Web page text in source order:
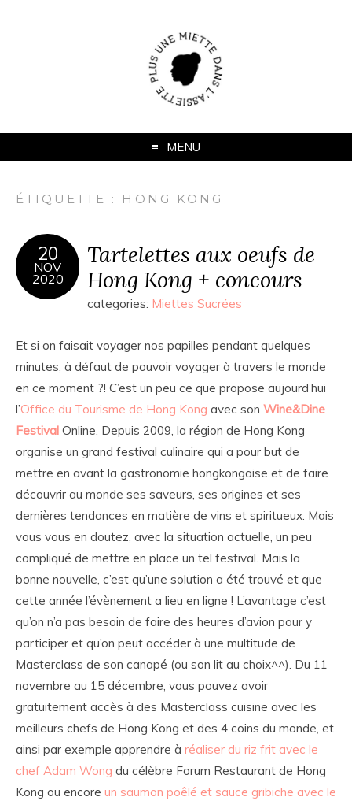
MENU
ÉTIQUETTE : HONG KONG
20
NOV
2020
Tartelettes aux oeufs de
Hong Kong + concours
categories: Miettes Sucrées
Et si on faisait voyager nos papilles pendant quelques
minutes, à défaut de pouvoir voyager à travers le monde
en ce moment ?! C’est un peu ce que propose aujourd’hui
l’Office du Tourisme de Hong Kong avec son Wine&Dine
Festival Online. Depuis 2009, la région de Hong Kong
organise un grand festival culinaire qui a pour but de
mettre en avant la gastronomie hongkongaise et de faire
découvrir au monde ses saveurs, ses origines et ses
dernières tendances en matière de vins et spiritueux. Mais
vous vous en doutez, avec la situation actuelle, un peu
compliqué de mettre en place un tel festival. Mais la
bonne nouvelle, c’est qu’une solution a été trouvé et que
cette année l’évènement a lieu en ligne ! L’avantage c’est
qu’on n’a pas besoin de faire des heures d’avion pour y
participer et qu’on peut accéder à une multitude de
Masterclass de son canapé (ou son lit au choix^^). Du 11
novembre au 15 décembre, vous pouvez avoir
gratuitement accès à des Masterclass cuisine avec les
meilleurs chefs de Hong Kong et des 4 coins du monde, et
ainsi par exemple apprendre à réaliser du riz frit avec le
chef Adam Wong du célèbre Forum Restaurant de Hong
Kong ou encore un saumon poêlé et sauce gribiche avec le